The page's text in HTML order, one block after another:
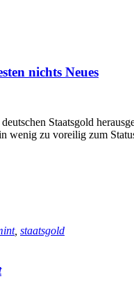
nichts Neues
Staatsgold
zu voreilig zum
, staatsgold